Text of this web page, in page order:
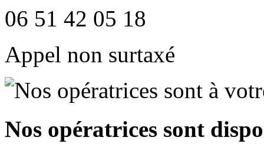
06 51 42 05 18
Appel non surtaxé
Nos opératrices sont